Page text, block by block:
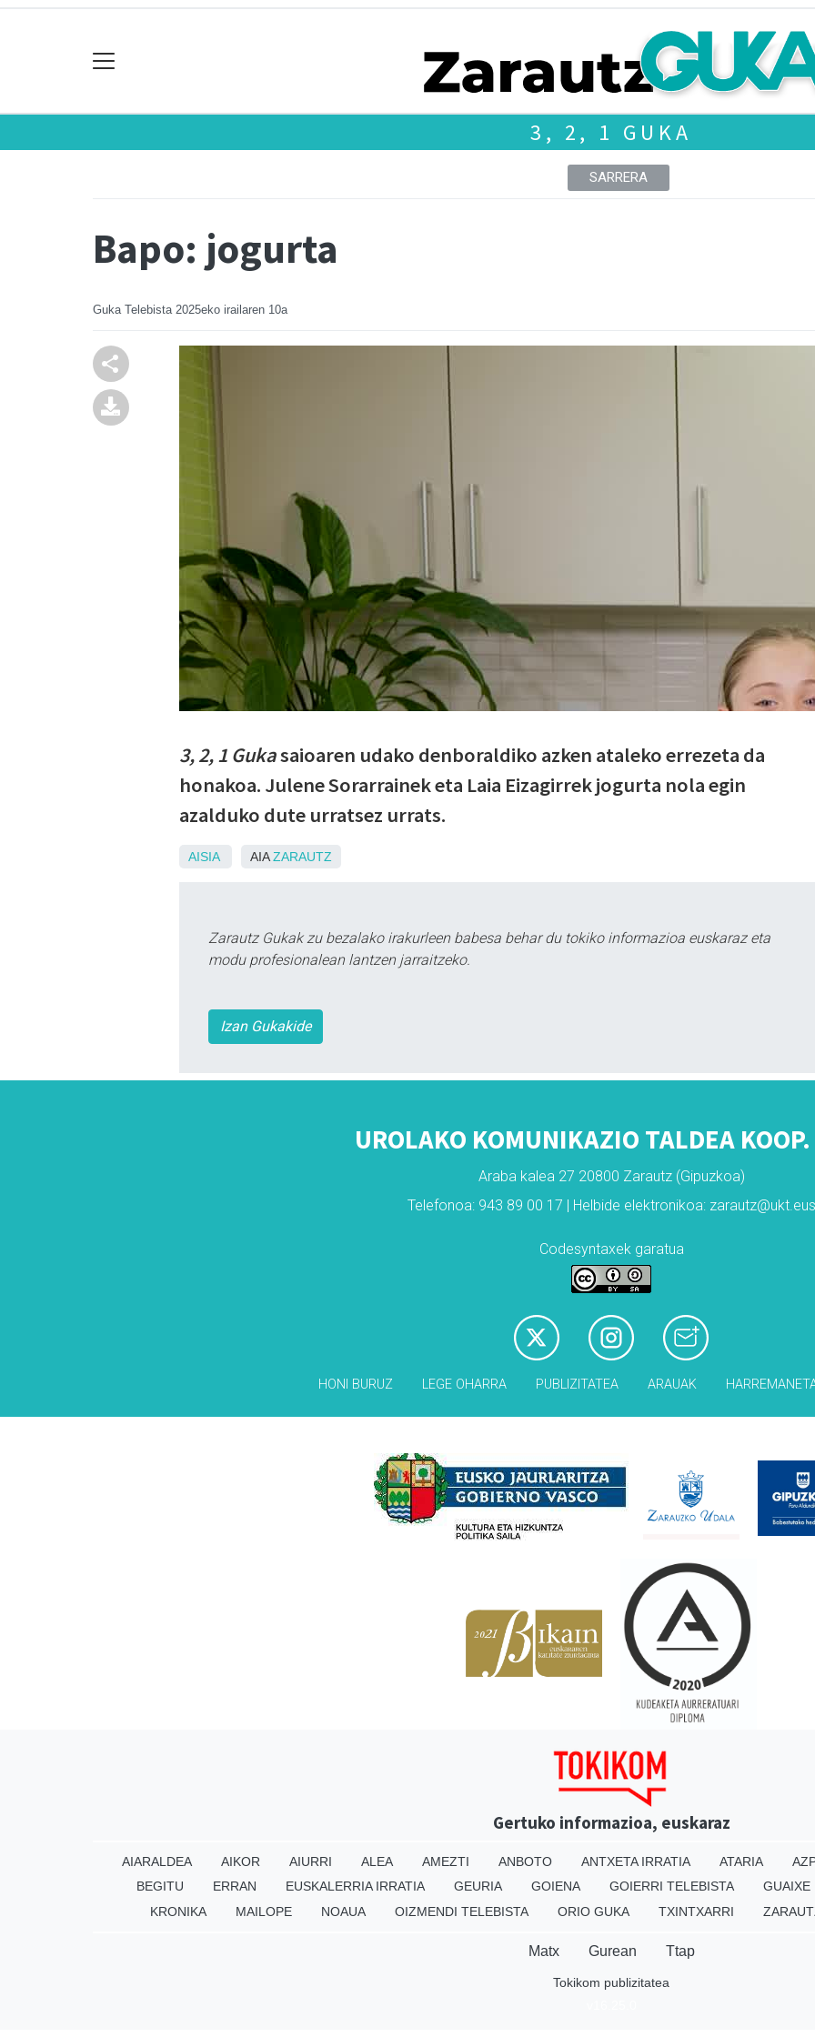
3, 2, 1 GUKA
SARRERA
Bapo: jogurta
Guka Telebista 2025eko irailaren 10a
3, 2, 1 Gukasaioaren udako denboraldiko azken ataleko errezeta da
honakoa. Julene Sorarrainek eta Laia Eizagirrek jogurta nola egin
azalduko dute urratsez urrats.
AISIA AIAZARAUTZ
Zarautz Gukak zu bezalako irakurleen babesa behar du tokiko informazioa euskaraz eta
modu profesionalean lantzen jarraitzeko.
Izan Gukakide
UROLAKO KOMUNIKAZIO TALDEA
Araba kalea 27 20800 Zarautz (Gipuzkoa)
Telefonoa: 943 89 00 17 | Helbide elektronikoa: zarautz@ukt.eus
Codesyntaxek garatua
HONI BURUZ LEGE OHARRA PUBLIZITATEA ARAUAK
Gertuko informazioa, euskaraz
AIARALDEA AIKOR AIURRI ALEA AMEZTI ANBOTO ANTXETA IRRATIA ATARIA
BEGITU
ERRAN EUSKALERRIA IRRATIA GEURIA GOIENA GOIERRI TELEBISTA GUAIXE
KRONIKA
MAILOPE NOAUA OIZMENDI TELEBISTA ORIO GUKA TXINTXARRI
Matx Gurean Ttap
Tokikom publizitatea